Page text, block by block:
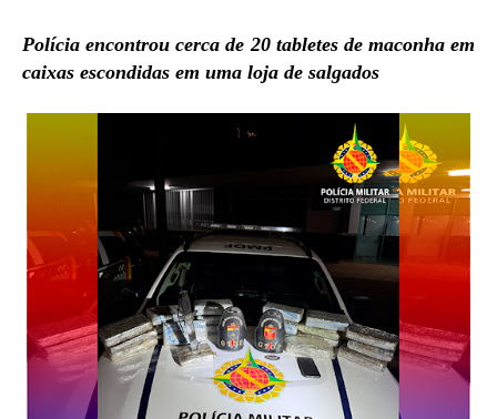
Polícia encontrou cerca de 20 tabletes de maconha em
caixas escondidas em uma loja de salgados